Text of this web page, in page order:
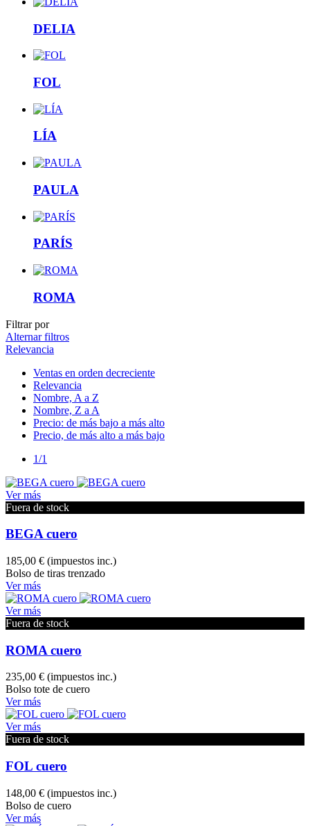
DELIA
FOL
LÍA
PAULA
PARÍS
ROMA
Filtrar por
Alternar filtros
Relevancia
Ventas en orden decreciente
Relevancia
Nombre, A a Z
Nombre, Z a A
Precio: de más bajo a más alto
Precio, de más alto a más bajo
1/1
Ver más
Fuera de stock
BEGA cuero
185,00 € (impuestos inc.)
Bolso de tiras trenzado
Ver más
Ver más
Fuera de stock
ROMA cuero
235,00 € (impuestos inc.)
Bolso tote de cuero
Ver más
Ver más
Fuera de stock
FOL cuero
148,00 € (impuestos inc.)
Bolso de cuero
Ver más